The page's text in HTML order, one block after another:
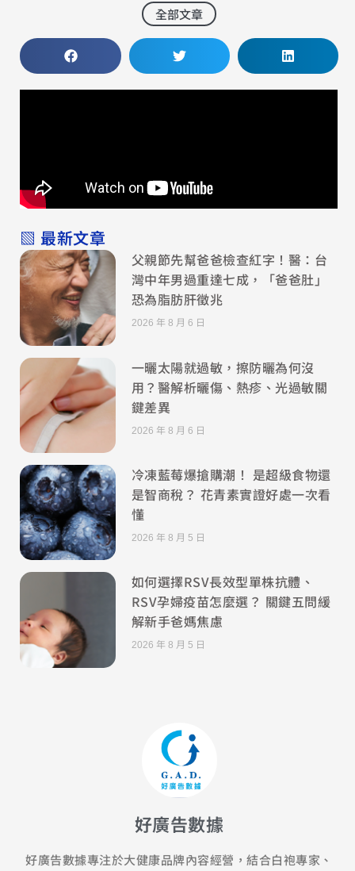
全部文章
▧ 最新文章
父親節先幫爸爸檢查紅字！醫：台
灣中年男過重達七成，「爸爸肚」
恐為脂肪肝徵兆
2026 年 8 月 6 日
一曬太陽就過敏，擦防曬為何沒
用？醫解析曬傷、熱疹、光過敏關
鍵差異
2026 年 8 月 6 日
冷凍藍莓爆搶購潮！ 是超級食物還
是智商稅？ 花青素實證好處一次看
懂
2026 年 8 月 5 日
如何選擇RSV長效型單株抗體、
RSV孕婦疫苗怎麼選？ 關鍵五問緩
解新手爸媽焦慮
2026 年 8 月 5 日
好廣告數據
好廣告數據專注於大健康品牌內容經營，結合白袍專家、